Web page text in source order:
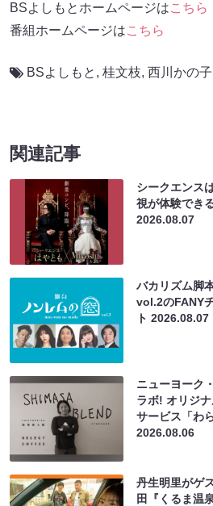
BSよしもとホームページはこちら
番組ホームページはこちら
BSよしもと , 桂文枝, 西川かの子
関連記事
シークエンス
視が体験でき
2026.08.07
バカリズム脚
vol.2のFANY
ト2026.08.07
ニューヨーク
ラボ! オリジ
サービス「わ
2026.08.06
丹生明里がゲ
田『くるま温